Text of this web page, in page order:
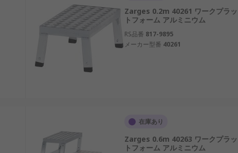
Zarges 0.2m 40261 ワークプラッ
トフォーム アルミニウム
RS品番 817-9895
メーカー型番 40261
在庫あり
Zarges 0.6m 40263 ワークプラッ
トフォーム アルミニウム